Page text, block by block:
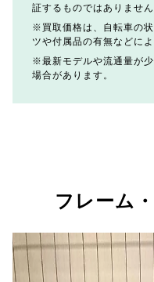
証するものではありません
買取価格は、自転車の
ツや付属品の有無などに
最新モデルや流通量が
場合があります。
フレーム